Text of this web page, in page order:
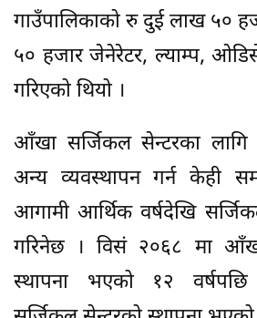
गाउँपालिकाको रु दुई लाख ५०
५० हजार जेनेरेटर, ल्याम्प,
गरिएको थियो ।
आँखा सर्जिकल सेन्टरका
अन्य व्यवस्थापन गर्न केही
आगामी आर्थिक वर्षदेखि
गरिनेछ । विसं २०६८ मा
स्थापना भएको १२